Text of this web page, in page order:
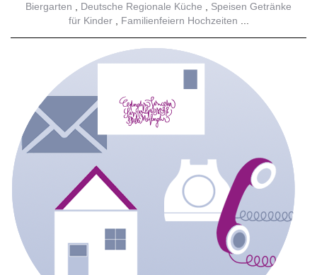
Biergarten
Deutsche Regionale Küche
Speisen Getränke
für Kinder
Familienfeiern Hochzeiten